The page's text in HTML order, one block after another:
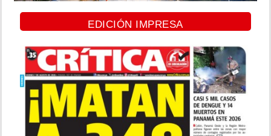
EDICIÓN IMPRESA